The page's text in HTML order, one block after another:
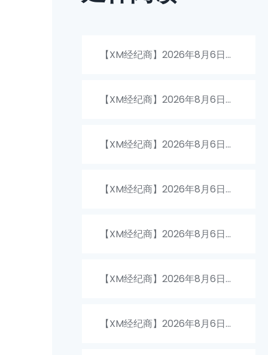
【XM经纪商】2026年8月6日阿
富汗币兑换人民币汇率查询
【XM经纪商】2026年8月6日人
民币兑换马来西亚币汇率查询
【XM经纪商】2026年8月6日冰
岛克朗和人民币汇率转换查询
【XM经纪商】2026年8月6日澳
门币兑换人民币汇率查询
【XM经纪商】2026年8月6日埃
及镑兑换人民币汇率是多少
【XM经纪商】2026年8月6日比
尔兑换人民币汇率是多少
【XM经纪商】2026年8月6日冰